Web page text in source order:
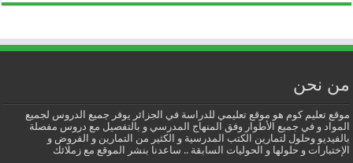
من نحن
موقع تعليم كوم هو موقع تعليمي للدراسة في الجزائر يوفر جميع الدروس لجميع
المواد و في جميع الأطوار وفق المنهاج المدرسي و بالتفصيل مع دروس مفصلة
بالفيديو وحلول لتمارين الكتب المدرسية و الكثير من التمارين و الفروض و
الإختبارات و حلولها و الحوليات السابقة .. ساعدنا بنشر الموقع مع زملائك